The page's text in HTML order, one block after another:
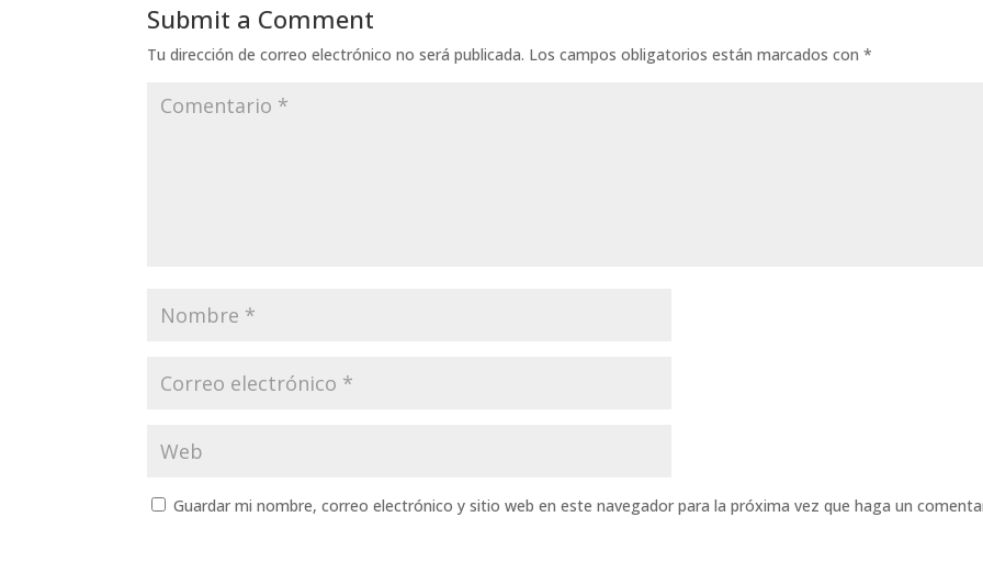
Submit a Comment
Tu dirección de correo electrónico no será publicada. Los campos obligatorios están marcados con*
Guardar mi nombre, correo electrónico y sitio web en este navegador para la próxima vez que haga un